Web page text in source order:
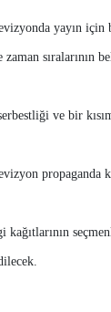
yayın için
zaman
ve bir
propaganda
kağıtlarının